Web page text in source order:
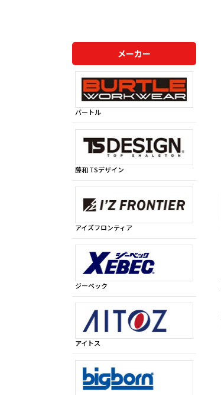
メーカー
バートル
藤和 TSデザイン
アイズフロンティア
ジーベック
アイトス